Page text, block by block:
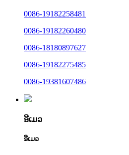
0086-19182258481
0086-19182260480
0086-18180897627
0086-19182275485
0086-19381607486
ອີເມວ
ອີເມວ